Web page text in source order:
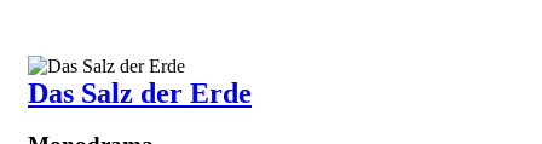
Das Salz der Erde